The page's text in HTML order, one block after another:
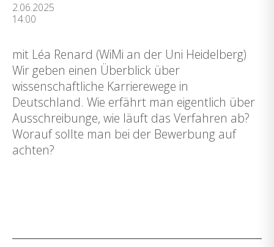
2.06.2025
14:00
mit Léa Renard (WiMi an der Uni Heidelberg)
Wir geben einen Überblick über
wissenschaftliche Karrierewege in
Deutschland. Wie erfährt man eigentlich über
Ausschreibunge, wie läuft das Verfahren ab?
Worauf sollte man bei der Bewerbung auf
achten?